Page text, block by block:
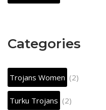
Categories
Trojans Women (2)
Turku Trojans (2)